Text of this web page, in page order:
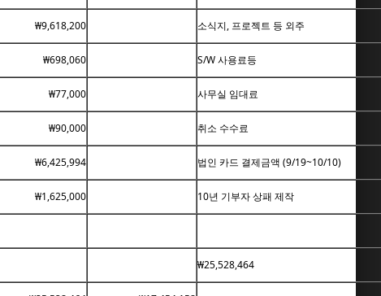
₩9,618,200 소식지, 프로젝트 등 외주
₩698,060 S/W 사용료등
₩77,000 사무실 임대료
₩90,000 취소 수수료
₩6,425,994 법인 카드 결제금액 (9/19~10/10)
₩1,625,000 10년 기부자 상패 제작
₩25,528,464